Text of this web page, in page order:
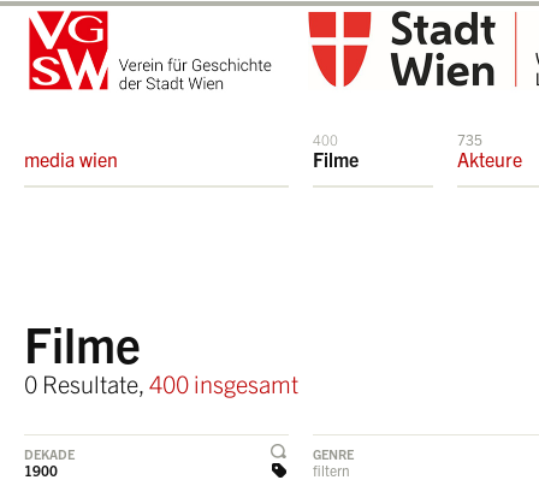
media wien
400
Filme
735
Akteure
Filme
0 Resultate, 400 insgesamt
DEKADE
1900
GENRE
filtern